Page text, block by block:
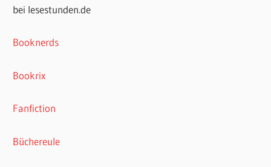
bei lesestunden.de
Booknerds
Bookrix
Fanfiction
Büchereule